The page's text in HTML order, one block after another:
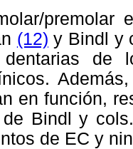
premolar
(12) y Bindl y
de
en función,
Bindl y cols.
de EC y